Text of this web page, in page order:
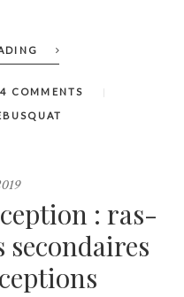
4 COMMENTS
: ras-
secondaires